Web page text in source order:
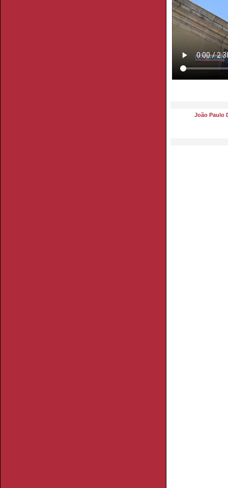
João Paulo